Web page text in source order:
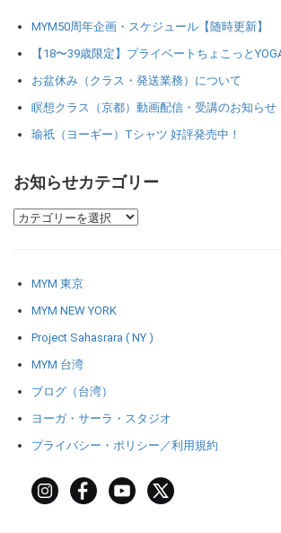
MYM50周年企画・スケジュール【随時更新】
【18〜39歳限定】プライベートちょこっと
お盆休み（クラス・発送業務）について
瞑想クラス（京都）動画配信・受講のお知らせ
瑜祇（ヨーギー）Tシャツ 好評発売中！
お知らせカテゴリー
MYM 東京
MYM NEW YORK
Project Sahasrara ( NY )
MYM 台湾
ブログ（台湾）
ヨーガ・サーラ・スタジオ
プライバシー・ポリシー／利用規約